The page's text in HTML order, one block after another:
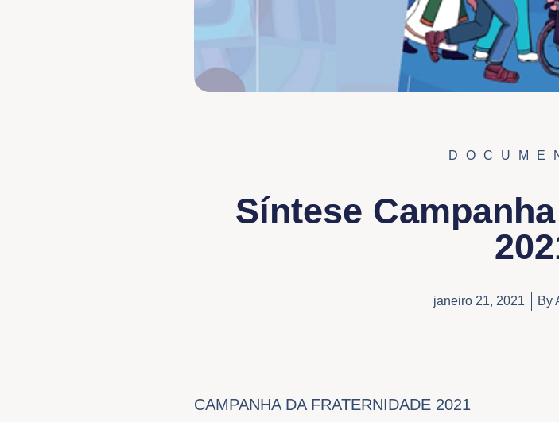
Síntese
janeiro 21, 2021 By
CAMPANHA DA FRATERNIDADE 2021